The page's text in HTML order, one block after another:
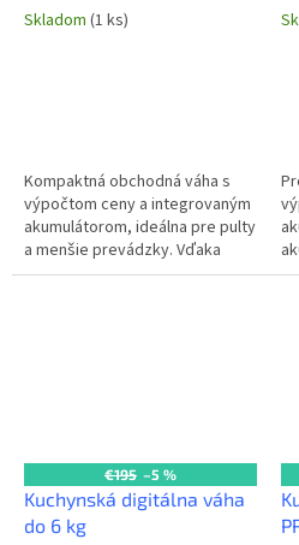
Skladom (1 ks)
Kompaktná obchodná váha s
výpočtom ceny a integrovaným
akumulátorom, ideálna pre pulty
a menšie prevádzky. Vďaka
ciachovaniu a rozhraniu RS232 je
€195 –5 %
Kuchynská digitálna váha
do 6 kg